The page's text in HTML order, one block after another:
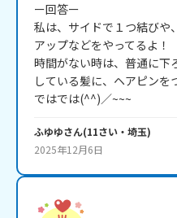
ー回答ー
私は、サイドで１つ結びや
アップなどをやってるよ！
時間がない時は、普通に下
している髪に、ヘアピンを
ではでは(^^)／~~~
ふゆゆさん(11さい・ 埼玉)
2025年12月6日